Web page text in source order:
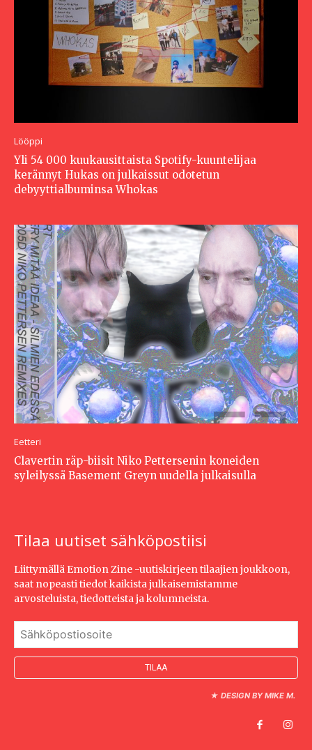
Lööppi
Yli 54 000 kuukausittaista Spotify-kuuntelijaa
kerännyt Hukas on julkaissut odotetun
debyyttialbuminsa Whokas
Eetteri
Clavertin räp-biisit Niko Pettersenin koneiden
syleilyssä Basement Greyn uudella julkaisulla
Tilaa uutiset sähköpostiisi
Liittymällä Emotion Zine -uutiskirjeen tilaajien joukkoon,
saat nopeasti tiedot kaikista julkaisemistamme
arvosteluista, tiedotteista ja kolumneista.
★ DESIGN BY MIKE M.